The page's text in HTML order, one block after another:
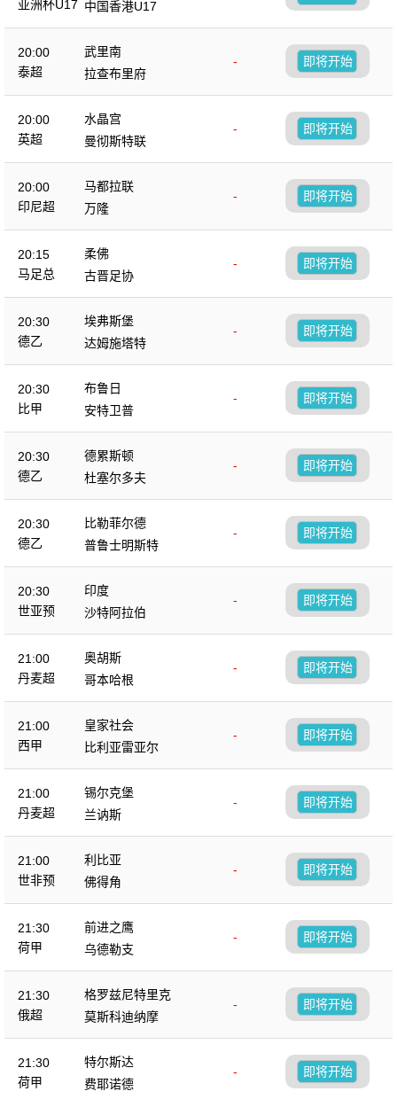
亚洲杯U17 中国香港U17
20:00
泰超
武里南
-
拉查布里府
即将开始
20:00
英超
水晶宫
-
曼彻斯特联
即将开始
20:00
印尼超
马都拉联
-
万隆
即将开始
20:15
马足总
柔佛
-
古晋足协
即将开始
20:30
德乙
埃弗斯堡
-
达姆施塔特
即将开始
20:30
比甲
布鲁日
-
安特卫普
即将开始
20:30
德乙
德累斯顿
-
杜塞尔多夫
即将开始
20:30
德乙
比勒菲尔德
-
普鲁士明斯特
即将开始
20:30
世亚预
印度
-
沙特阿拉伯
即将开始
21:00
丹麦超
奥胡斯
-
哥本哈根
即将开始
21:00
西甲
皇家社会
-
比利亚雷亚尔
即将开始
21:00
丹麦超
锡尔克堡
-
兰讷斯
即将开始
21:00
世非预
利比亚
-
佛得角
即将开始
21:30
荷甲
前进之鹰
-
乌德勒支
即将开始
21:30
俄超
格罗兹尼特里克
-
莫斯科迪纳摩
即将开始
21:30
荷甲
特尔斯达
-
费耶诺德
即将开始